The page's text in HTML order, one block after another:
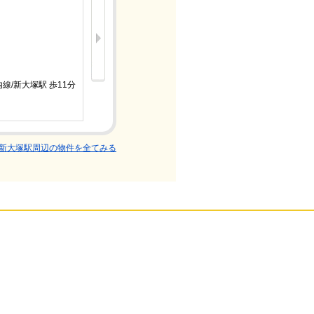
/新大塚駅 歩11分
大塚駅周辺の物件を全てみる